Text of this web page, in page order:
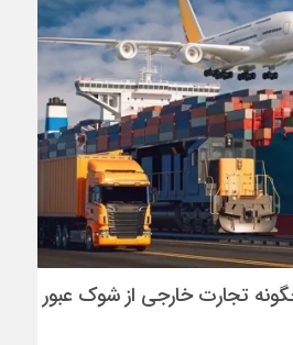
تجارت خارجی از شوک عبور